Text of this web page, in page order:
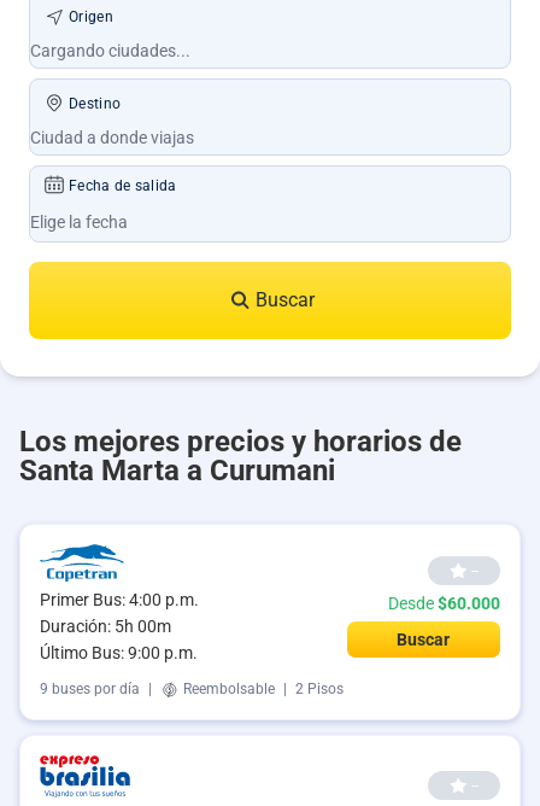
Origen
Destino
Fecha de salida
Buscar
Los mejores precios y horarios de
Santa Marta a Curumani
Primer Bus: 4:00 p.m.
Duración: 5h 00m
Último Bus: 9:00 p.m.
--
Desde$60.000
Buscar
9 buses por día Reembolsable 2 Pisos
--